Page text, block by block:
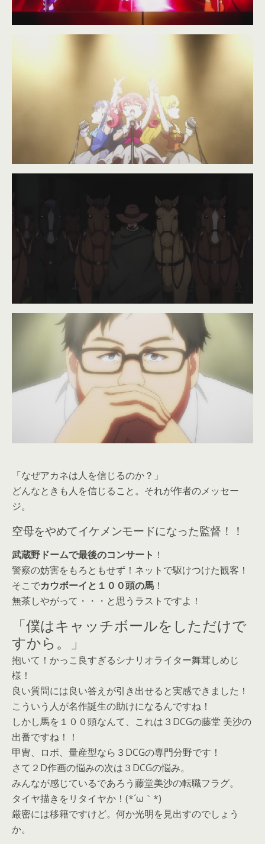
「なぜアカネは人を信じるのか？」
どんなときも人を信じること。それが作者のメッセー
ジ。
空母をやめてイケメンモードになった監督！！
武蔵野ドームで最後のコンサート ！
警察の妨害をもろともせず！ネットで駆けつけた観客！
そこでカウボーイと１００頭の馬 ！
無茶しやがって・・・と思うラストですよ！
「僕はキャッチボールをしただけで
すから。」
抱いて！かっこ良すぎるシナリオライター舞茸しめじ
様！
良い質問には良い答えが引き出せると実感できました！
こういう人が名作誕生の助けになるんですね！
しかし馬を１００頭なんて、これは３DCGの藤堂 美沙の
出番ですね！！
甲冑、ロボ、量産型なら３DCGの専門分野です！
さて２D作画の悩みの次は３DCGの悩み。
みんなが感じているであろう藤堂美沙の転職フラグ。
タイヤ描きをリタイヤか！(*´ω｀*)
厳密には移籍ですけど。何か光明を見出すのでしょう
か。